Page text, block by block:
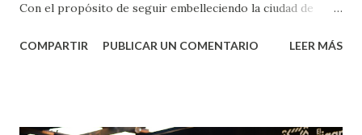
Con el propósito de seguir embelleciendo la ciudad de
municipal, Leo Montañez dio inicio al programa
COMPARTIR PUBLICAR UN COMENTARIO LEER MÁS